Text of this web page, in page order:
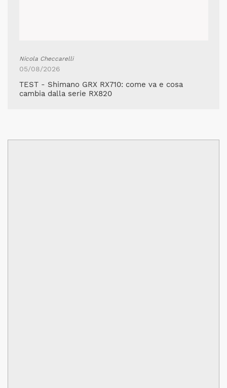
Nicola Checcarelli
05/08/2026
TEST - Shimano GRX RX710: come va e cosa
cambia dalla serie RX820